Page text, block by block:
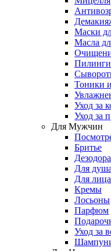
Маски
Масла
Тоники
Уход за
Уход за
Для Мужчин
Бритье
Для душа
Для лица
Кремы
Лосьоны
Парфюм
Уход за